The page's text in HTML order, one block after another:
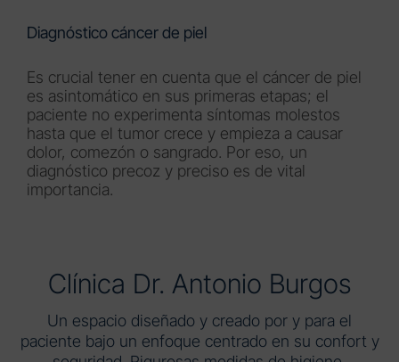
Diagnóstico cáncer de piel
Es crucial tener en cuenta que el cáncer de piel
es asintomático en sus primeras etapas; el
paciente no experimenta síntomas molestos
hasta que el tumor crece y empieza a causar
dolor, comezón o sangrado. Por eso, un
diagnóstico precoz y preciso es de vital
importancia.
Clínica Dr. Antonio Burgos
Un espacio diseñado y creado por y para el
paciente bajo un enfoque centrado en su confort y